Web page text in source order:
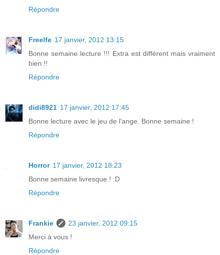
Répondre
Freelfe 17 janvier, 2012 13:15
Bonne semaine lecture !!! Extra est différent mais vraiment
bien !!
Répondre
didi8921 17 janvier, 2012 17:45
Bonne lecture avec le jeu de l'ange. Bonne semaine !
Répondre
Horror 17 janvier, 2012 18:23
Bonne semaine livresque ! :D
Répondre
Frankie
23 janvier, 2012 09:15
Merci à vous !
Répondre